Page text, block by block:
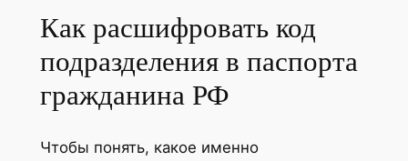
Как расшифровать код
подразделения в паспорта
гражданина РФ
Чтобы понять, какое именно